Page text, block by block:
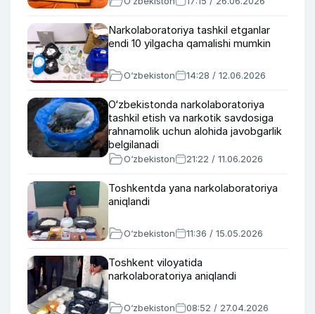
Narkolaboratoriya tashkil etganlar
endi 10 yilgacha qamalishi mumkin
O‘zbekiston 14:28 / 12.06.2026
O‘zbekistonda narkolaboratoriya
tashkil etish va narkotik savdosiga
rahnamolik uchun alohida javobgarlik
belgilanadi
O‘zbekiston 21:22 / 11.06.2026
Toshkentda yana narkolaboratoriya
aniqlandi
O‘zbekiston 11:36 / 15.05.2026
Toshkent viloyatida
narkolaboratoriya aniqlandi
O‘zbekiston 08:52 / 27.04.2026